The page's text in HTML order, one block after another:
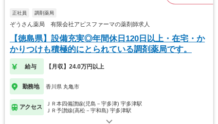
正社員 調剤薬局
ぞうさん薬局 有限会社アピスファーマの薬剤師求人
【徳島県】設備充実◎年間休日120日以上・在宅・か
かりつけも積極的にとられている調剤薬局です。
給与 【月収】24.0万円以上
勤務地 香川県 丸亀市
アクセス
ＪＲ本四備讃線(児島－宇多津) 宇多津駅
ＪＲ予讃線(高松－宇和島) 宇多津駅